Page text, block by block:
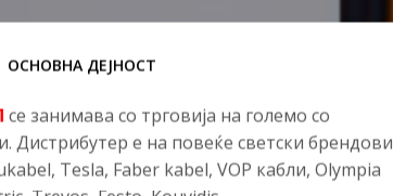
ОСНОВНА ДЕЈНОСТ
се занимава со трговија на големо со
Дистрибутер е на повеќе светски брендови
Tesla, Faber kabel, VOP кабли, Olympia